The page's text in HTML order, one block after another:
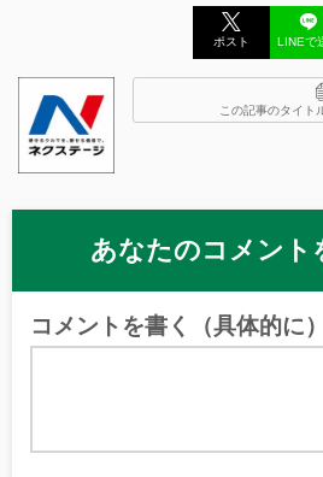
ポスト LINEで
この記事のタイト
あなたのコメント
コメントを書く（具体的に）